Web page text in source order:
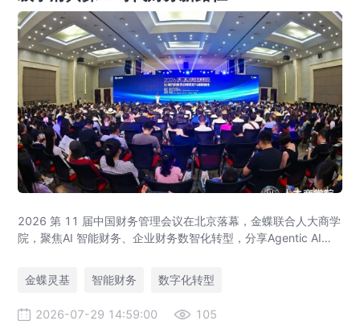
2026 第 11 届中国财务管理会议在北京落幕，金蝶联合人大商学
院，聚焦AI 智能财务、企业财务数智化转型，分享Agentic AI落
全新模式。
金蝶灵基 智能财务 数字化转型
2026-07-29 14:59:00 105